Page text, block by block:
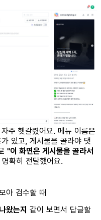
주 헷갈렸어요. 메뉴 이름은
있고, 게시물을 골라야 댓
"이 화면은 게시물을 골라서
확히 전달했어요.
아 검수할 때
왔는지 같이 보면서 답글할